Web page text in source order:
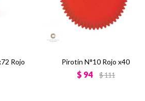
Rojo Pirotín N°10 Rojo x40
$ 94 $111